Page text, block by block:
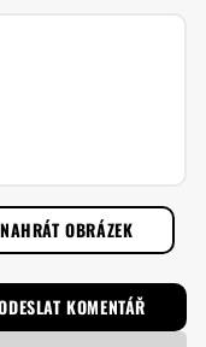
NAHRÁT OBRÁZEK